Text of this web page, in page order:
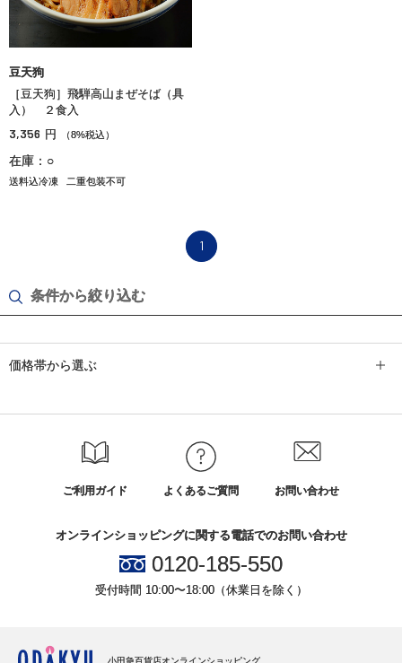
条件から絞り込む
価格帯から選ぶ
豆天狗
［豆天狗］飛騨高山まぜそば（具
入） ２食入
3,356 円 （8%税込）
在庫：○
送料込冷凍 二重包装不可
1
ご利用ガイド よくあるご質問 お問い合わせ
オンラインショッピングに関する電話でのお問い合わせ
0120-185-550
受付時間 10:00〜18:00（休業日を除く）
小田急百貨店オンラインショッピング